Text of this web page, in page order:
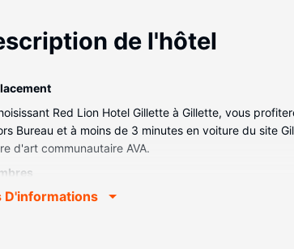
de l'hôtel
Red Lion Hotel Gillette à Gillette, vous
Bureau et à moins de 3 minutes en voiture du site
d'art communautaire AVA.
climatisées de l'hébergement vous invitent
D'informations